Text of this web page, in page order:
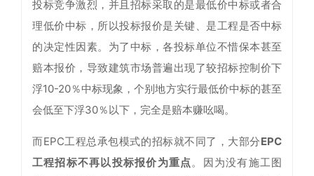
投标竞争激烈，并且招标采取的是最低价中标或者合
理低价中标，所以投标报价是关键、是工程是否中标
的决定性因素。为了中标，各投标单位不惜保本甚至
赔本报价，导致建筑市场普遍出现了较招标控制价下
浮10-20％中标现象，个别地方实行最低价中标的甚至
会低至下浮30％以下，完全是赔本赚吆喝。
而EPC工程总承包模式的招标就不同了，大部分EPC
工程招标不再以投标报价为重点。因为没有施工图